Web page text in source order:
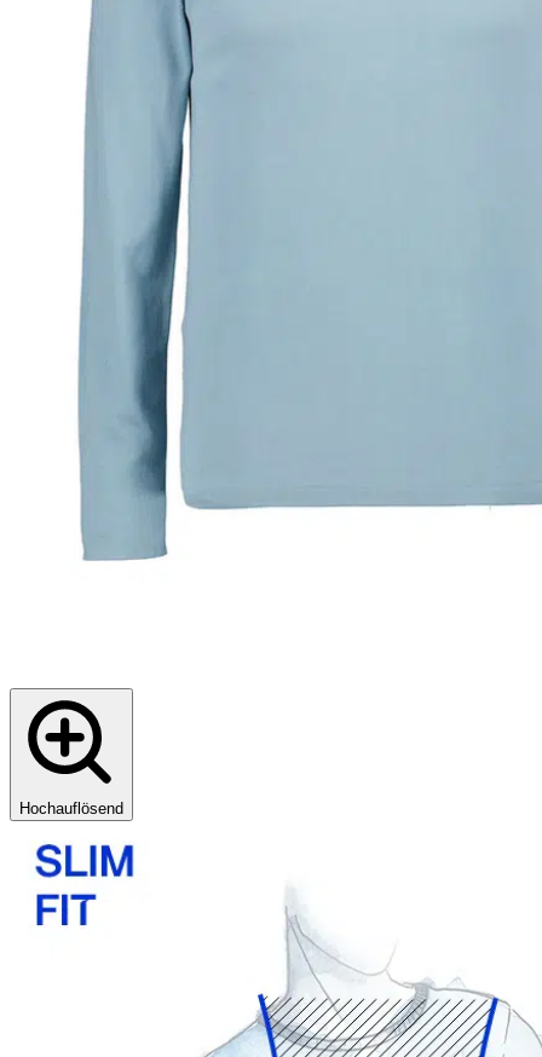
Hochauflösend